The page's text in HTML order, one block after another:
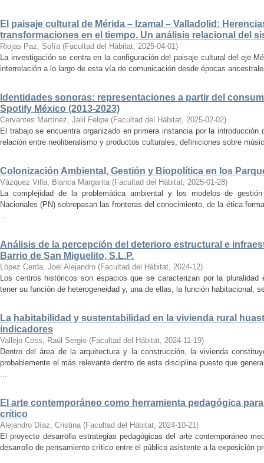
El paisaje cultural de Mérida – Izamal – Valladolid:
transformaciones en el tiempo. Un análisis relacional del
Riojas Paz, Sofía (Facultad del Hábitat, 2025-04-01)
La investigación se centra en la configuración del paisaje cultural del eje
interrelación a lo largo de esta vía de comunicación desde épocas
Identidades sonoras: representaciones a partir del
Spotify México (2013-2023)
Cervantes Martínez, Jalil Felipe (Facultad del Hábitat, 2025-02-02)
El trabajo se encuentra organizado en primera instancia por la
relación entre neoliberalismo y productos culturales, definiciones sobre
Colonización Ambiental, Gestión y Biopolítica en los
Vázquez Villa, Blanca Margarita (Facultad del Hábitat, 2025-01-28)
La complejidad de la problemática ambiental y los modelos de
Nacionales (PN) sobrepasan las fronteras del conocimiento, de la ética
...
Análisis de la percepción del deterioro estructural e
Barrio de San Miguelito, S.L.P.
López Cerda, Joel Alejandro (Facultad del Hábitat, 2024-12)
Los centros históricos son espacios que se caracterizan por la
tener su función de heterogeneidad y, una de ellas, la función habitacional,
La habitabilidad y sustentabilidad en la vivienda rural
indicadores
Vallejo Coss, Raúl Sergio (Facultad del Hábitat, 2024-11-19)
Dentro del área de la arquitectura y la construcción, la vivienda
probablemente el más relevante dentro de esta disciplina puesto que
...
El arte contemporáneo como herramienta pedagógica
crítico
Alejandro Díaz, Cristina (Facultad del Hábitat, 2024-10-21)
El proyecto desarrolla estrategias pedagógicas del arte contemporáneo
desarrollo de pensamiento crítico entre el público asistente a la exposición